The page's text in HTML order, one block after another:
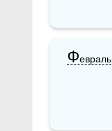
Февраль